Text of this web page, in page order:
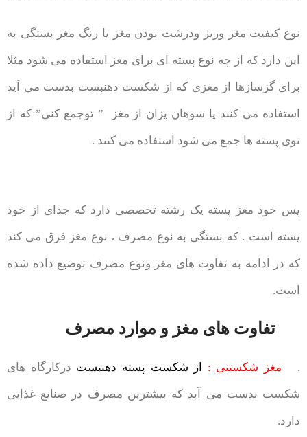
نوع کیفیت مغز وریز ودرشت بودن مغز یا رنگ مغز بستگی به
این دارد که از چه نوع پسته ای برای مغز استفاده می شود مثلا
برای گزسازها از مغزی که از شکست دهنبست بدست می آید
استفاده می کنند یا سوهان پزان از مغز ” توجمع کنی” که از
توی پسته ها جمع می شود استفاده می کنند .
پس خود مغز پسته یک رشته تخصصی دارد که جدای از خود
پسته است . که بستگی به نوع مصرف ، نوع مغز فرق می کند
که در ادامه به تفاوت های مغز ونوع مصرف توضیع داده شده
است.
تفاوت های مغز و موارد مصرف
. مغز شکستنی : از شکست پسته دهنبست درکارگاه های
شکست بدست می آید که بیشترین مصرف در صنایع غذایی
دارد.